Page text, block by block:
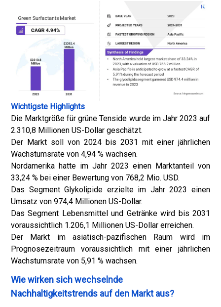
Wichtigste Highlights
Die Marktgröße für grüne Tenside wurde im Jahr 2023 auf
2.310,8 Millionen US-Dollar geschätzt.
Der Markt soll von 2024 bis 2031 mit einer jährlichen
Wachstumsrate von 4,94 % wachsen.
Nordamerika hatte im Jahr 2023 einen Marktanteil von
33,24 % bei einer Bewertung von 768,2 Mio. USD.
Das Segment Glykolipide erzielte im Jahr 2023 einen
Umsatz von 974,4 Millionen US-Dollar.
Das Segment Lebensmittel und Getränke wird bis 2031
voraussichtlich 1.206,1 Millionen US-Dollar erreichen.
Der Markt im asiatisch-pazifischen Raum wird im
Prognosezeitraum voraussichtlich mit einer jährlichen
Wachstumsrate von 5,91 % wachsen.
Wie wirken sich wechselnde
Nachhaltigkeitstrends auf den Markt aus?